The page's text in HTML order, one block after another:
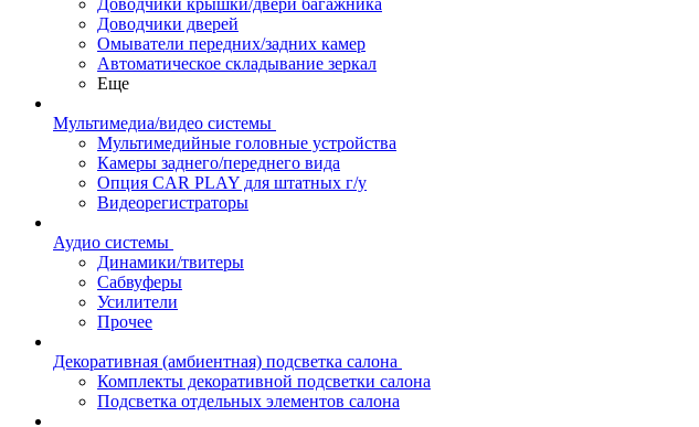
Доводчики крышки/двери багажника
Доводчики дверей
Омыватели передних/задних камер
Автоматическое складывание зеркал
Еще
Мультимедиа/видео системы
Мультимедийные головные устройства
Камеры заднего/переднего вида
Опция CAR PLAY для штатных г/у
Видеорегистраторы
Аудио системы
Динамики/твитеры
Сабвуферы
Усилители
Прочее
Декоративная (амбиентная) подсветка салона
Комплекты декоративной подсветки салона
Подсветка отдельных элементов салона